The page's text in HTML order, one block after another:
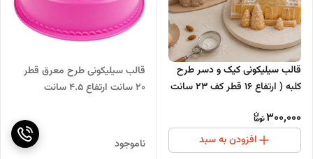
قالب سیلیکونی کیک و دسر طرح
کلبه ( ارتفاع 16 قطر کف 23 سانت
300,000
افزودن به سبد
قالب سیلیکونی طرح معرق قطر
20 سانت ارتفاع 4.5 سانت
ناموجود